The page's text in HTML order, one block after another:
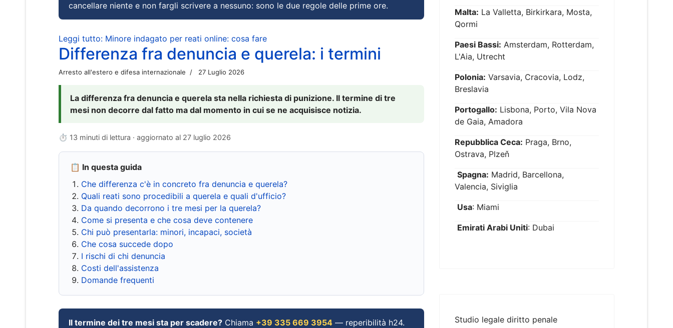
cancellare niente e non fargli scrivere a nessuno: sono le due regole delle prime ore.
Leggi tutto: Minore indagato per reati online: cosa fare
Differenza fra denuncia e querela: i termini
Arresto all'estero e difesa internazionale 27 Luglio 2026
La differenza fra denuncia e querela sta nella richiesta di punizione. Il termine di tre
mesi non decorre dal fatto ma dal momento in cui se ne acquisisce notizia.
⏱ 13 minuti di lettura · aggiornato al 27 luglio 2026
📋 In questa guida
Che differenza c'è in concreto fra denuncia e querela?
Quali reati sono procedibili a querela e quali d'ufficio?
Da quando decorrono i tre mesi per la querela?
Come si presenta e che cosa deve contenere
Chi può presentarla: minori, incapaci, società
Che cosa succede dopo
I rischi di chi denuncia
Costi dell'assistenza
Domande frequenti
Il termine dei tre mesi sta per scadere? Chiama +39 335 669 3954 — reperibilità h24.
Malta: La Valletta, Birkirkara, Mosta,
Qormi
Paesi Bassi: Amsterdam, Rotterdam,
L'Aia, Utrecht
Polonia: Varsavia, Cracovia, Lodz,
Breslavia
Portogallo: Lisbona, Porto, Vila Nova
de Gaia, Amadora
Repubblica Ceca: Praga, Brno,
Ostrava, Plzeň
Spagna: Madrid, Barcellona,
Valencia, Siviglia
Usa: Miami
Emirati Arabi Uniti: Dubai
Studio legale diritto penale